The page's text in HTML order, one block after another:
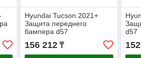
Hyundai Tucson 2021+
Защита переднего
бампера d57
156 212₸
d57